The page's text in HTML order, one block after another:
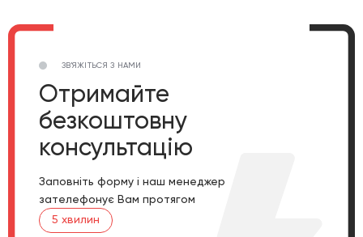
ЗВ'ЯЖІТЬСЯ З НАМИ
Отримайте
безкоштовну
консультацію
Заповніть форму і наш менеджер
зателефонує Вам протягом
5 хвилин